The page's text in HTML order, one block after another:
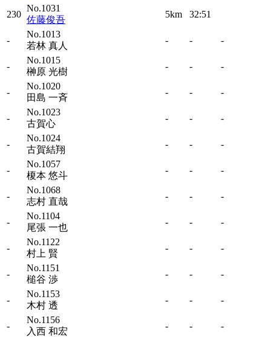
230
No.1031
佐藤俊吾
5km 32:51
-
No.1013
若林 真人
- - -
-
No.1015
榊原 光樹
- - -
-
No.1020
田島 一斉
- - -
-
No.1023
古賀心
- - -
-
No.1024
古賀結翔
- - -
-
No.1057
榎本 悠斗
- - -
-
No.1068
志村 直哉
- - -
-
No.1104
尾張 一也
- - -
-
No.1122
村上 賢
- - -
-
No.1151
槌谷 渉
- - -
-
No.1153
木村 透
- - -
-
No.1156
入西 和宏
- - -